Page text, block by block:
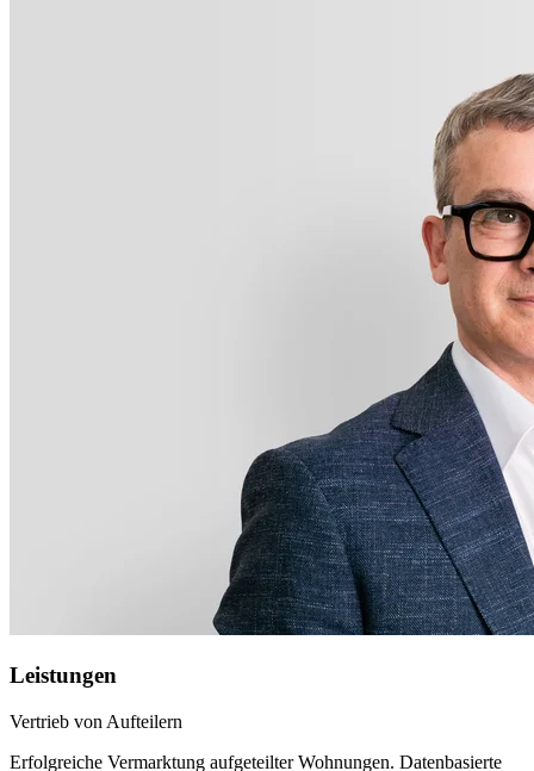
Leistungen
Vertrieb von Aufteilern
Erfolgreiche Vermarktung aufgeteilter Wohnungen. Datenbasierte